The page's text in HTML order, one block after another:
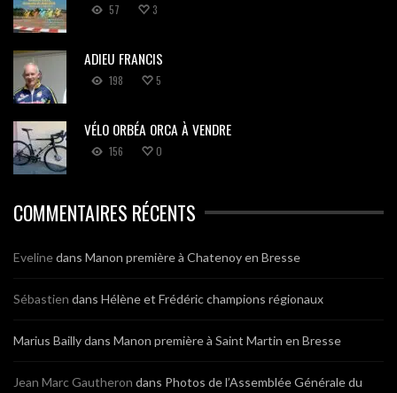
57 3
ADIEU FRANCIS
198 5
VÉLO ORBÉA ORCA À VENDRE
156 0
COMMENTAIRES RÉCENTS
Evelinedans Manon première à Chatenoy en Bresse
Sébastien dans Hélène et Frédéric champions régionaux
Marius Baillydans Manon première à Saint Martin en Bresse
Jean Marc Gautheron dans Photos de l’Assemblée Générale du